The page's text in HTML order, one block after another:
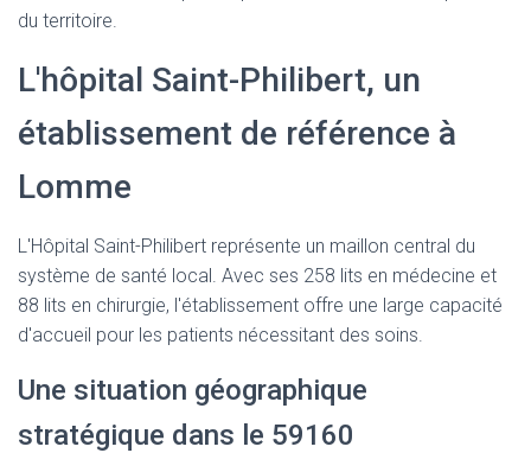
du territoire.
L'hôpital Saint-Philibert, un
établissement de référence à
Lomme
L'Hôpital Saint-Philibert représente un maillon central du
système de santé local. Avec ses 258 lits en médecine et
88 lits en chirurgie, l'établissement offre une large capacité
d'accueil pour les patients nécessitant des soins.
Une situation géographique
stratégique dans le 59160